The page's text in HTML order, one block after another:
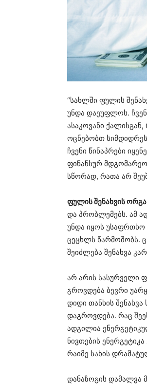
“სახლში ფულის
უნდა დაეუფლოს. ჩვენ
ასაკოვანი
ოცნებობთ
ჩვენი წინაპრები
ფინანსურ
სწორად, რათა არ
ფულის შენახვის
და პრობლემებს. ამ
უნდა იყოს
ცეცხლს წარმოშობს.
შეიძლება შენახვა
არ არის სასურველი
გროვდება ბევრი
დიდი თანხის
დაგროვდება. რაც
ადგილია
ნივთების
რაიმე სახის
დანაზოგის დამალვა